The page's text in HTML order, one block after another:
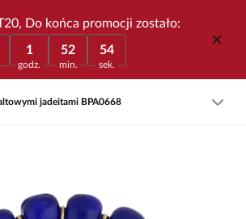
Do końca promocji zostało:
1
godz.
52
min.
54
sek.
jadeitami BPA0668